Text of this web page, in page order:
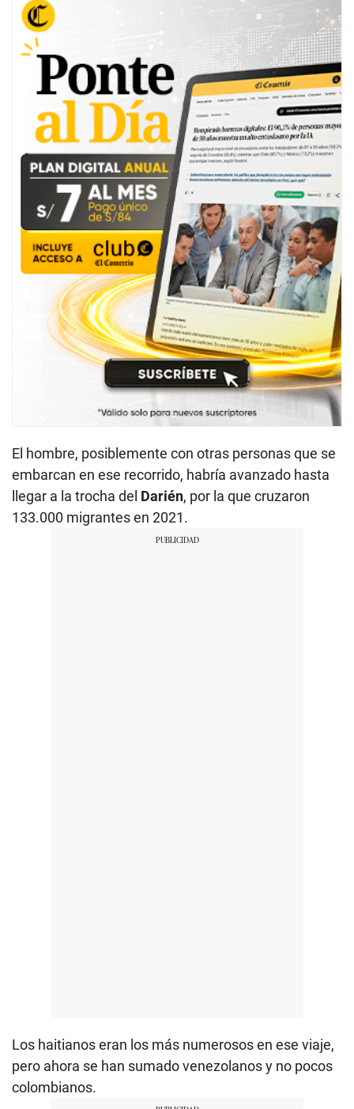
El hombre, posiblemente con otras personas que se
embarcan en ese recorrido, habría avanzado hasta
llegar a la trocha del Darién, por la que cruzaron
133.000 migrantes en 2021.
Los haitianos eran los más numerosos en ese viaje,
pero ahora se han sumado venezolanos y no pocos
colombianos.